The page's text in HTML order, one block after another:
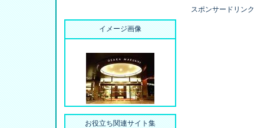
イメージ画像
お役立ち関連サイト集
スポンサードリンク